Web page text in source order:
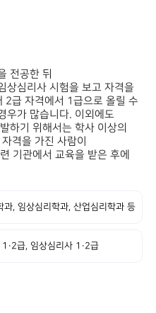
전공한 뒤
상심리사 시험을 보고 자격을
2급 자격에서 1급으로 올릴 수
우가 많습니다. 이외에도
하기 위해서는 학사 이상의
격을 가진 사람이
기관에서 교육을 받은 후에
과, 임상심리학과, 산업심리학과 등
급, 임상심리사 1·2급